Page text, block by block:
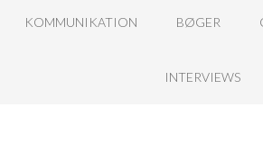
KOMMUNIKATION BØGER
INTERVIEWS